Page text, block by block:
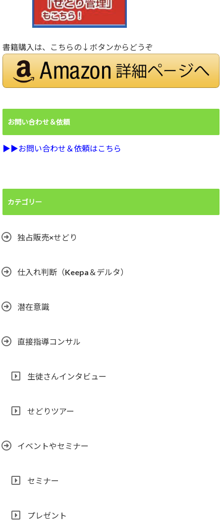
書籍購入は、こちらの↓ボタンからどうぞ
お問い合わせ＆依頼
▶︎▶︎お問い合わせ＆依頼はこちら
カテゴリー
独占販売×せどり
仕入れ判断（Keepa＆デルタ）
潜在意識
直接指導コンサル
生徒さんインタビュー
せどりツアー
イベントやセミナー
セミナー
プレゼント